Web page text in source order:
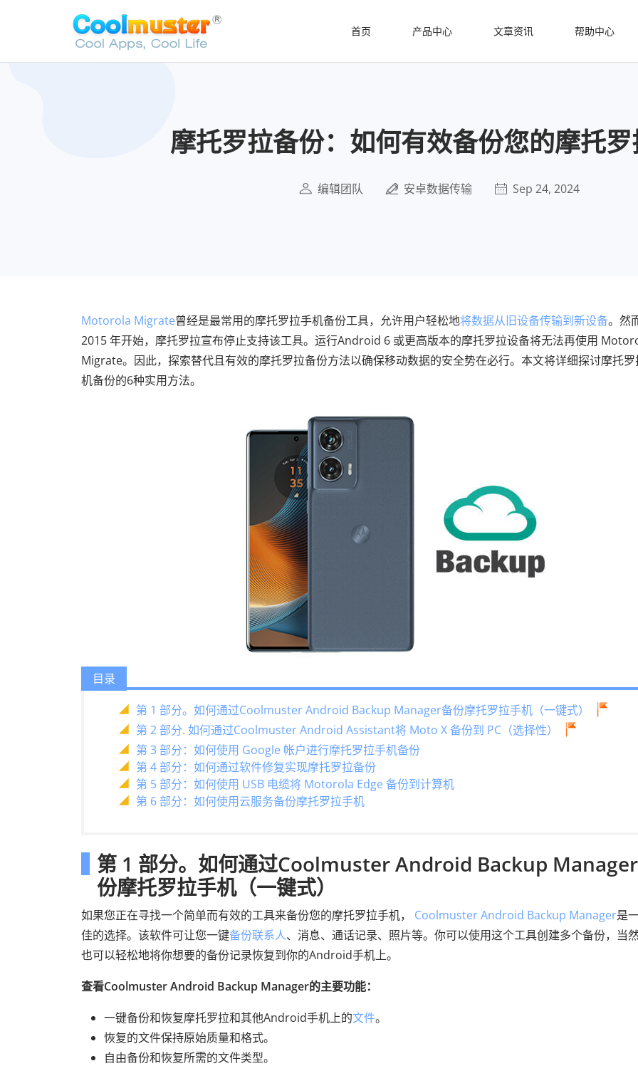
首页 产品中心 文章资讯 帮助中心
摩托罗拉备份：如何有效备份您的摩托
编辑团队 安卓数据传输 Sep 24, 2024
Motorola Migrate曾经是最常用的摩托罗拉手机备份工具，允许用户轻松地将数据从旧设备传输到新设备。然
2015 年开始，摩托罗拉宣布停止支持该工具。运行Android 6 或更高版本的摩托罗拉设备将无法再使用
Migrate。因此，探索替代且有效的摩托罗拉备份方法以确保移动数据的安全势在必行。本文将详细探讨摩托
机备份的6种实用方法。
目录
第 1 部分。如何通过Coolmuster Android Backup Manager备份摩托罗拉手机（一键式）
第 2 部分. 如何通过Coolmuster Android Assistant将 Moto X 备份到 PC（选择性）
第 3 部分：如何使用 Google 帐户进行摩托罗拉手机备份
第 4 部分：如何通过软件修复实现摩托罗拉备份
第 5 部分：如何使用 USB 电缆将 Motorola Edge 备份到计算机
第 6 部分：如何使用云服务备份摩托罗拉手机
第 1 部分。如何通过Coolmuster Android Backup
份摩托罗拉手机（一键式）
如果您正在寻找一个简单而有效的工具来备份您的摩托罗拉手机， Coolmuster Android Backup Manager是
佳的选择。该软件可让您一键备份联系人、消息、通话记录、照片等。你可以使用这个工具创建多个备份，当
也可以轻松地将你想要的备份记录恢复到你的Android手机上。
查看Coolmuster Android Backup Manager的主要功能：
一键备份和恢复摩托罗拉和其他Android手机上的文件。
恢复的文件保持原始质量和格式。
自由备份和恢复所需的文件类型。